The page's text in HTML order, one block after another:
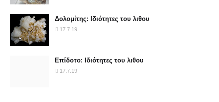
Δολομίτης: Ιδιότητες του λιθου
17.7.19
Επίδοτο: Ιδιότητες του λιθου
17.7.19